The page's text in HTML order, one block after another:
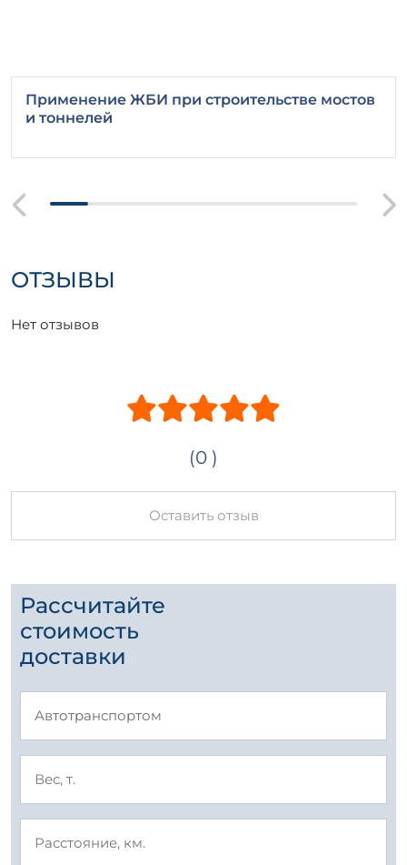
Применение ЖБИ при строительстве мостов
и тоннелей
ОТЗЫВЫ
Нет отзывов
(0 )
Оставить отзыв
Рассчитайте
стоимость
доставки